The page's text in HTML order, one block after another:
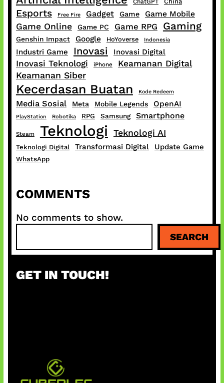
ChatGPT
Esports Free Fire Gadget Game Game Mobile
Game Online Game PC Game RPG Gaming
Genshin Impact Google HoYoverse Indonesia
Industri Game Inovasi Inovasi Digital
Inovasi Teknologi iPhone Keamanan Digital
Keamanan Siber
Kecerdasan Buatan Kode Redeem
Media Sosial Meta Mobile Legends OpenAI
PlayStation Robotika RPG Samsung Smartphone
Steam Teknologi Teknologi AI
Teknologi Digital Transformasi Digital Update Game
WhatsApp
COMMENTS
No comments to show.
a
c
SEARCH
GET IN TOUCH!